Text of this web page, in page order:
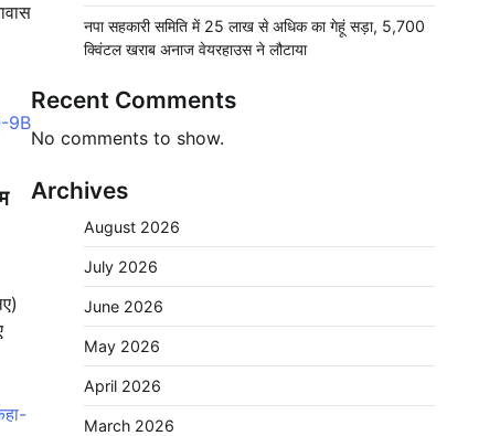
नपा सहकारी समिति में 25 लाख से अधिक का गेहूं सड़ा, 5,700
क्विंटल खराब अनाज वेयरहाउस ने लौटाया
Recent Comments
No comments to show.
Archives
August 2026
July 2026
June 2026
May 2026
April 2026
March 2026